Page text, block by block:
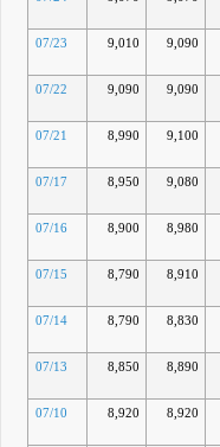
07/23 9,010 9,090
07/22 9,090 9,090
07/21 8,990 9,100
07/17 8,950 9,080
07/16 8,900 8,980
07/15 8,790 8,910
07/14 8,790 8,830
07/13 8,850 8,890
07/10 8,920 8,920